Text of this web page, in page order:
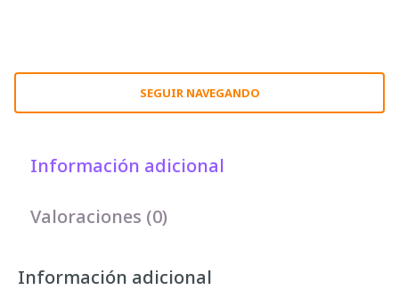
SEGUIR NAVEGANDO
Información adicional
Valoraciones (0)
Información adicional